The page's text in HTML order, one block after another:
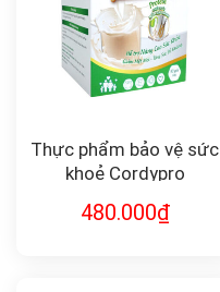
Thực phẩm bảo vệ sức
khoẻ Cordypro
vật
480.000₫